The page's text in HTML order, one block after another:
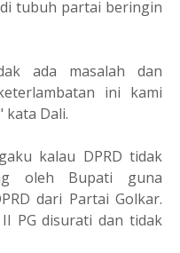
tubuh partai beringin
ada masalah dan
ini kami
kata Dali.
kalau DPRD tidak
oleh Bupati guna
dari Partai Golkar.
PG disurati dan tidak